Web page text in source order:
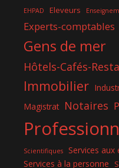
EHPAD Eleveurs
Experts-comptables
Gens de mer
Hôtels-Cafés-
Immobilier
Magistrat Notaires
Scientifiques
Services aux
Services à la personne